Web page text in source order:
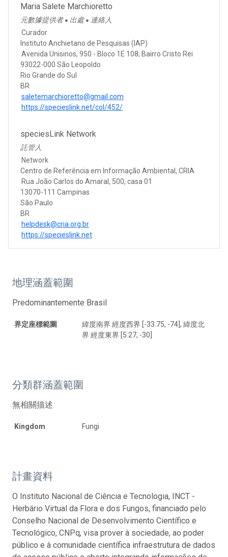
Maria Salete Marchioretto
元數據提供者 ● 出處 ● 連絡人
Curador
Instituto Anchietano de Pesquisas (IAP)
Avenida Unisinos, 950 - Bloco 1E 108; Bairro Cristo Rei
93022-000 São Leopoldo
Rio Grande do Sul
BR
saletemarchioretto@gmail.com
https://specieslink.net/col/452/
speciesLink Network
託管人
Network
Centro de Referência em Informação Ambiental, CRIA
Rua João Carlos do Amaral, 500, casa 01
13070-111 Campinas
São Paulo
BR
helpdesk@cria.org.br
https://specieslink.net
地理涵蓋範圍
Predominantemente Brasil
界定座標範圍
緯度南界 經度西界 [-33.75, -74], 緯度北
界 經度東界 [5.27, -30]
分類群涵蓋範圍
無相關描述
Kingdom Fungi
計畫資料
O Instituto Nacional de Ciência e Tecnologia, INCT -
Herbário Virtual da Flora e dos Fungos, financiado pelo
Conselho Nacional de Desenvolvimento Científico e
Tecnológico, CNPq, visa prover à sociedade, ao poder
público e à comunidade científica infraestrutura de dados